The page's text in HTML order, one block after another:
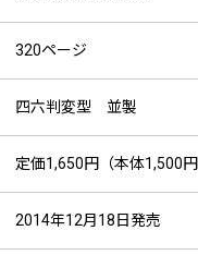
320ページ
四六判変型 並製
定価1,650円（本体1,500円
2014年12月18日発売